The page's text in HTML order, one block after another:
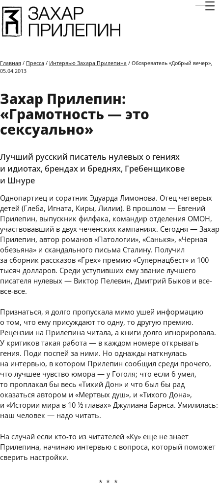
Главная / Пресса / Интервью Захара Прилепина / Обозреватель «Добрый вечер»,
05.04.2013
Захар Прилепин:
«Грамотность — это
сексуально»
Лучший русский писатель нулевых о гениях
и идиотах, брендах и бреднях, Гребенщикове
и Шнуре
Однопартиец и соратник Эдуарда Лимонова. Отец четверых
детей (Глеба, Игната, Киры, Лилии). В прошлом — Евгений
Прилепин, выпускник филфака, командир отделения ОМОН,
участвовавший в двух чеченских кампаниях. Сегодня — Захар
Прилепин, автор романов «Патологии», «Санькя», «Черная
обезьяна» и скандального письма Сталину. Получил
за сборник рассказов «Грех» премию «Супернацбест» и 100
тысяч долларов. Среди уступивших ему звание лучшего
писателя нулевых — Виктор Пелевин, Дмитрий Быков и все-
все-все.
Признаться, я долго пропускала мимо ушей информацию
о том, что ему присуждают то одну, то другую премию.
Рецензии на Прилепина читала, а книги долго игнорировала.
У критиков такая работа — в каждом номере открывать
гения. Поди поспей за ними. Но однажды наткнулась
на интервью, в котором Прилепин сообщил среди прочего,
что лучшее чувство юмора — у Гоголя; что если б умел,
то проплакал бы весь «Тихий Дон» и что был бы рад
оказаться автором и «Мертвых душ», и «Тихого Дона»,
и «Истории мира в 10 ½ главах» Джулиана Барнса. Умилилась:
наш человек — надо читать.
На случай если кто-то из читателей «Ку» еще не знает
Прилепина, начинаю интервью с вопроса, который поможет
сверить настройки.
***